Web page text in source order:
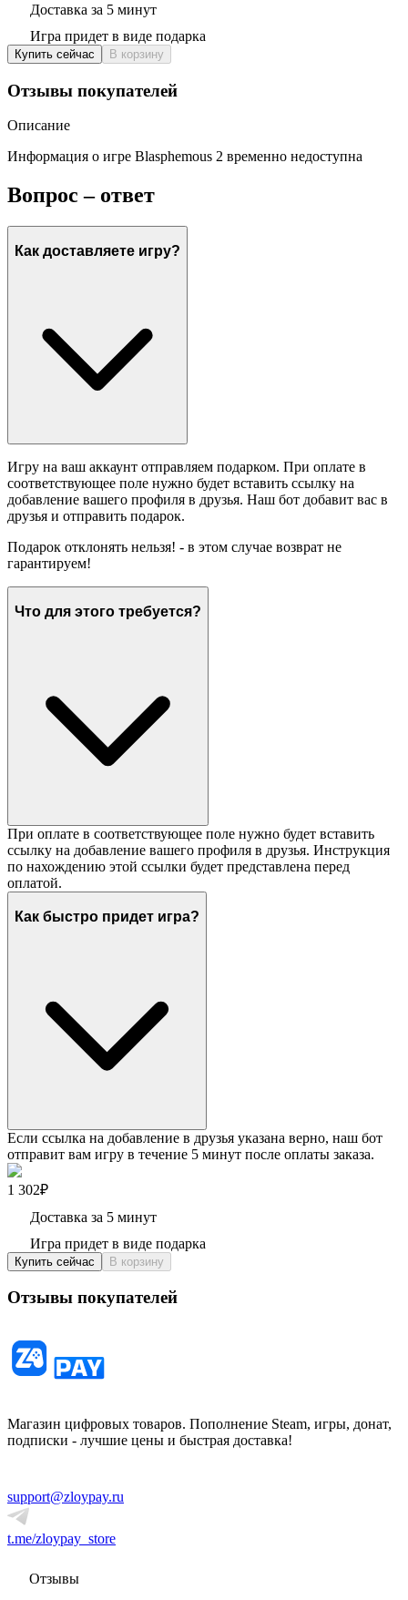
Доставка за 5 минут
Игра придет в виде подарка
Купить сейчас В корзину
Отзывы покупателей
Описание
Информация о игре Blasphemous 2 временно недоступна
Вопрос – ответ
Как доставляете игру?
Игру на ваш аккаунт отправляем подарком. При оплате в
соответствующее поле нужно будет вставить ссылку на
добавление вашего профиля в друзья. Наш бот добавит вас в
друзья и отправить подарок.
Подарок отклонять нельзя! - в этом случае возврат не
гарантируем!
Что для этого требуется?
При оплате в соответствующее поле нужно будет вставить
ссылку на добавление вашего профиля в друзья. Инструкция
по нахождению этой ссылки будет представлена перед
оплатой.
Как быстро придет игра?
Если ссылка на добавление в друзья указана верно, наш бот
отправит вам игру в течение 5 минут после оплаты заказа.
1 302₽
Доставка за 5 минут
Игра придет в виде подарка
Купить сейчас В корзину
Отзывы покупателей
Магазин цифровых товаров. Пополнение Steam, игры, донат,
подписки - лучшие цены и быстрая доставка!
support@zloypay.ru
t.me/zloypay_store
Отзывы